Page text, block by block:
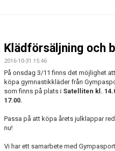
ARRANGEMANG
KLÄDER
NYHETER
KONTAKT
Klädförsäljning och
2016-10-31 15:46
På onsdag 3/11 finns det möjlighet att
köpa gymnastikkläder från
som finns på plats i Satelliten kl.
17.00.
Passa på att köpa årets julklappar
nu!
Vi har ett samarbete med